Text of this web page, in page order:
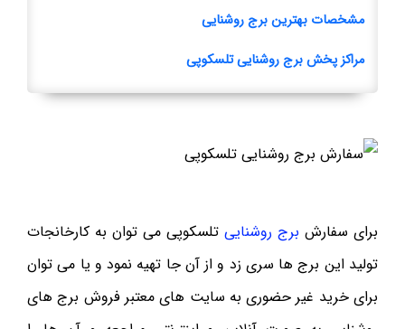
مشخصات بهترین برج روشنایی
مراکز پخش برج روشنایی تلسکوپی
برای سفارش برج روشنایی تلسکوپی می توان به کارخانجات
تولید این برج ها سری زد و از آن جا تهیه نمود و یا می توان
برای خرید غیر حضوری به سایت های معتبر فروش برج های